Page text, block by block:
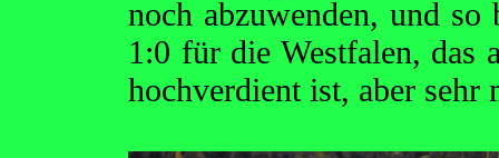
noch abzuwenden, und
1:0 für die Westfalen, das
hochverdient ist, aber sehr